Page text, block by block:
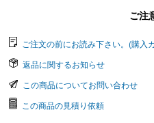
ご注
ご注文の前にお読み下さい。(購入
返品に関するお知らせ
この商品についてお問い合わせ
この商品の見積り依頼